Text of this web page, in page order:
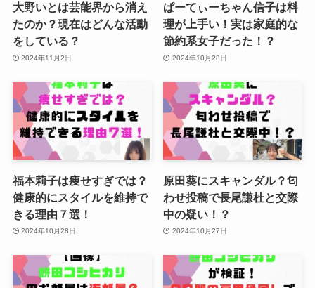
大野いとは芸能界から消え
たのか？現在はどんな活動
をしている？
2024年11月2日
ぱーてぃーちゃん信子は料
理が上手い！実は家庭的な
節約系女子だった！？
2024年10月28日
福本莉子は痩せすぎでは？
健康的にスタイルを維持で
きる理由７選！
2024年10月28日
原田葵にスキャンダル？匂
わせ投稿で長尾謙杜と交際
中の疑い！？
2024年10月27日